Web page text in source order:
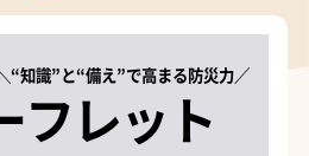
フレット
“知識”と“備え”で高まる防災力／